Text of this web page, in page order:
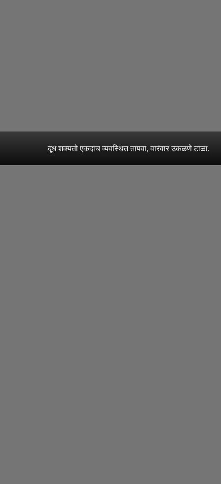
दूध शक्यतो एकदाच व्यवस्थित तापवा, वारंवार उकळणे टाळा.